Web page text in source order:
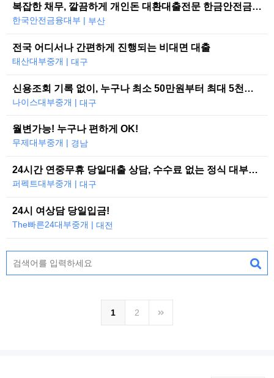
복잡한 채무, 깔끔하게 개인돈 대환대출전문 한금안전금융대부
한국안전금융대부 | 부산
전국 어디서나 간편하게 진행되는 비대면 대출
태산대부중개 | 대구
신용조회 기록 없이, 누구나 최소 50만원부터 최대 5천만원까지 당일 대출 가능합니다.
나이스대부중개 | 대구
월변가능! 누구나 편하게 OK!
무제대부중개 | 경남
24시간 연중무휴 당일대출 상담, 수수료 없는 정식 대부중개
퍼펙트대부중개 | 대구
24시 여상담 당일입금!
The빠른24대부중개 | 대전
1 2